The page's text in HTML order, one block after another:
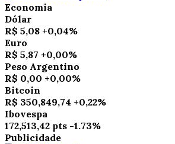
Economia
Dólar
R$ 5,08 +0,04%
Euro
R$ 5,87 +0,00%
Peso Argentino
R$ 0,00 +0,00%
Bitcoin
R$ 350,849,74 +0,22%
Ibovespa
172,513,42 pts -1.73%
Publicidade